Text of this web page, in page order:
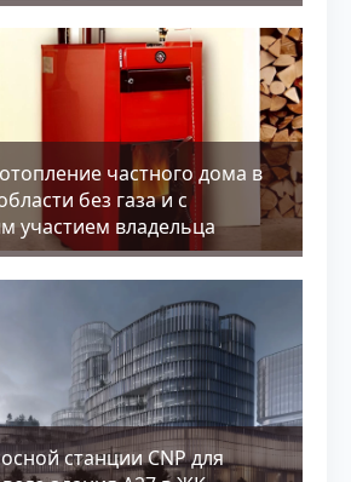
частного дома в
без газа и с
участием владельца
станции CNP для